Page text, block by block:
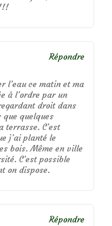
l’eau ce matin et ma
à l’ordre par un
droit dans
quelques
C’est
j’ai planté le
bois. Même en ville
C’est possible
on dispose.
Répondre
Répondre